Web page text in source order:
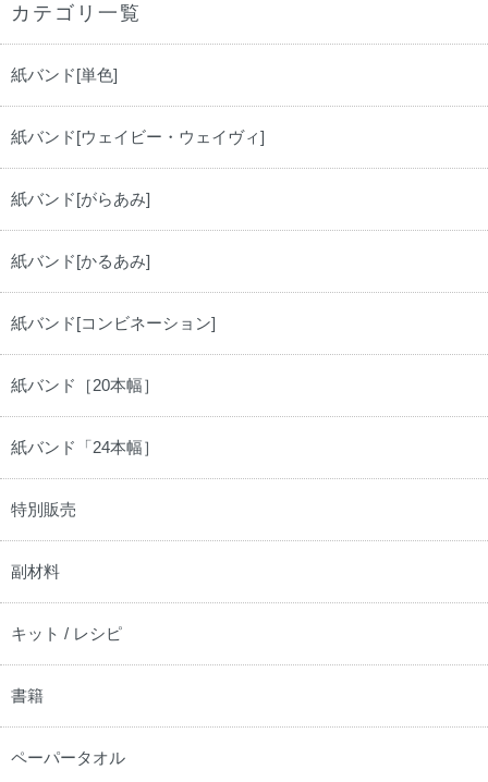
カテゴリ一覧
紙バンド[単色]
紙バンド[ウェイビー・ウェイヴィ]
紙バンド[がらあみ]
紙バンド[かるあみ]
紙バンド[コンビネーション]
紙バンド［20本幅］
紙バンド「24本幅］
特別販売
副材料
キット / レシピ
書籍
ペーパータオル